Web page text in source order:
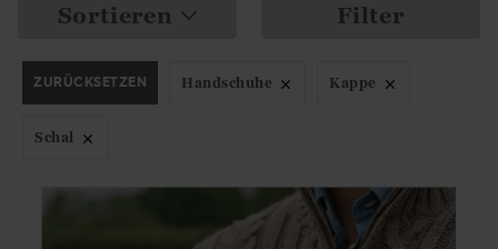
Sortieren Filter
ZURÜCKSETZEN Handschuhe Kappe
Schal